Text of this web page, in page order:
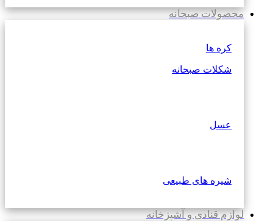
محصولات صبحانه
کره ها
شکلات صبحانه
عسل
شیره های طبیعی
لوازم قنادی و آشپزخانه